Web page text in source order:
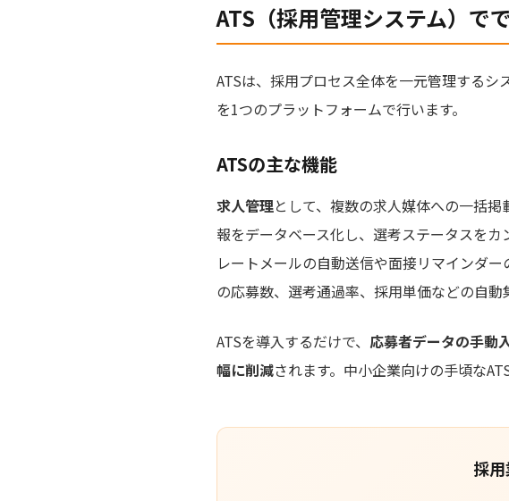
ATS（採用管理システム）で
ATSは、採用プロセス全体を一元管理する
を1つのプラットフォームで行います。
ATSの主な機能
求人管理として、複数の求人媒体への一括掲
報をデータベース化し、選考ステータスをカ
レートメールの自動送信や面接リマインダ
の応募数、選考通過率、採用単価などの自動
ATSを導入するだけで、 応募者データの手動
幅に削減されます。中小企業向けの手頃な
採